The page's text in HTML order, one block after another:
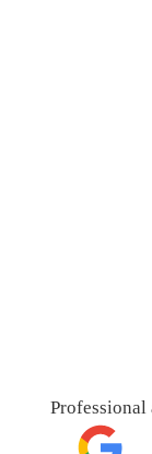
Professional